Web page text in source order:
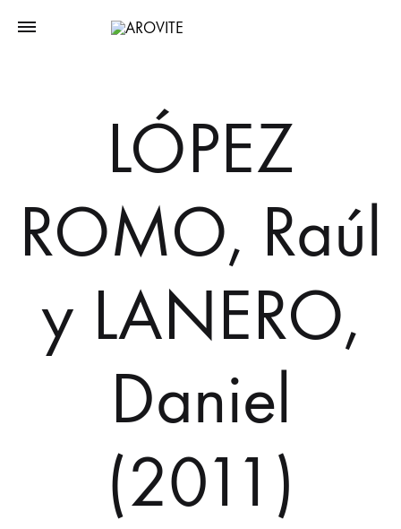
LÓPEZ
ROMO, Raúl
y LANERO,
Daniel
(2011)